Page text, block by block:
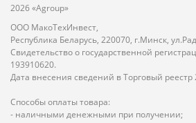
2026 «Agroup»
ООО МакоТехИнвест,
Республика Беларусь, 220070, г.Минск,
Свидетельство о государственной
193910620.
Дата внесения сведений в Торговый
Способы оплаты товара:
- наличными денежными при получении;